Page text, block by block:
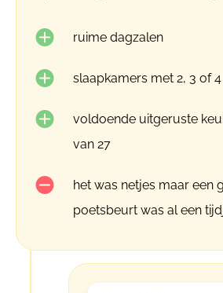
ruime dagzalen
slaapkamers met 2, 3 of
voldoende uitgeruste
van 27
het was netjes maar een
poetsbeurt was al een